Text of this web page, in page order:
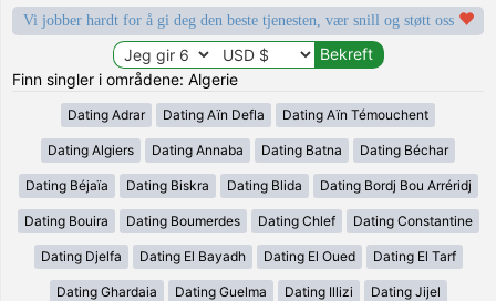
Vi jobber hardt for å gi deg den beste tjenesten, vær snill og støtt oss
Finn singler i områdene: Algerie
Dating Adrar Dating Aïn Defla Dating Aïn Témouchent
Dating Algiers Dating Annaba Dating Batna Dating Béchar
Dating Béjaïa Dating Biskra Dating Blida Dating Bordj Bou Arréridj
Dating Bouira Dating Boumerdes Dating Chlef Dating Constantine
Dating Djelfa Dating El Bayadh Dating El Oued Dating El Tarf
Dating Ghardaia Dating Guelma Dating Illizi Dating Jijel